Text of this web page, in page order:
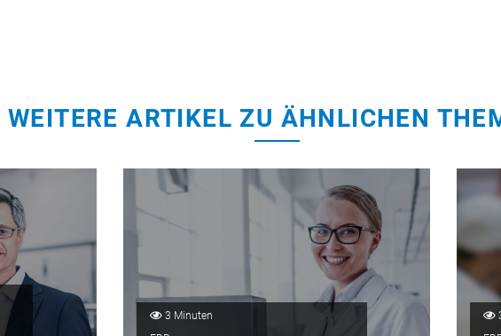
WEITERE ARTIKEL ZU ÄHNLICHEN
3 Minuten